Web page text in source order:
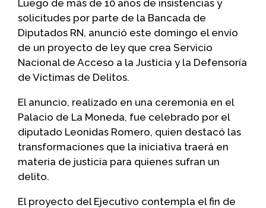
Luego de más de 10 años de insistencias y
solicitudes por parte de la Bancada de
Diputados RN, anunció este domingo el envío
de un proyecto de ley que crea Servicio
Nacional de Acceso a la Justicia y la Defensoría
de Víctimas de Delitos.
El anuncio, realizado en una ceremonia en el
Palacio de La Moneda, fue celebrado por el
diputado Leonidas Romero, quien destacó las
transformaciones que la iniciativa traerá en
materia de justicia para quienes sufran un
delito.
El proyecto del Ejecutivo contempla el fin de